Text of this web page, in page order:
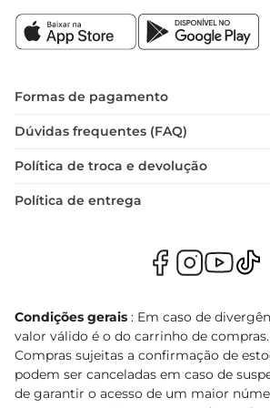
Formas de pagamento
Dúvidas frequentes (FAQ)
Política de troca e devolução
Política de entrega
Condições gerais : Em caso de
valor válido é o do carrinho de
Compras sujeitas a confirmação de
podem ser canceladas em caso de
de garantir o acesso de um maior